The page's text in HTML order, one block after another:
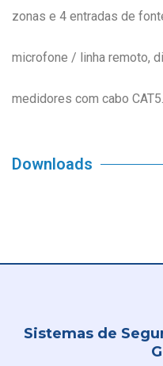
zonas e 4 entradas de
microfone / linha remoto,
medidores com cabo CAT5.
Downloads
Sistemas de